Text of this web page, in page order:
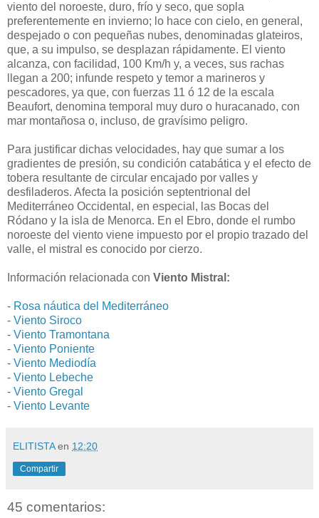
viento del noroeste, duro, frío y seco, que sopla
preferentemente en invierno; lo hace con cielo, en general,
despejado o con pequeñas nubes, denominadas glateiros,
que, a su impulso, se desplazan rápidamente. El viento
alcanza, con facilidad, 100 Km/h y, a veces, sus rachas
llegan a 200; infunde respeto y temor a marineros y
pescadores, ya que, con fuerzas 11 ó 12 de la escala
Beaufort, denomina temporal muy duro o huracanado, con
mar montañosa o, incluso, de gravísimo peligro.
Para justificar dichas velocidades, hay que sumar a los
gradientes de presión, su condición catabática y el efecto de
tobera resultante de circular encajado por valles y
desfiladeros. Afecta la posición septentrional del
Mediterráneo Occidental, en especial, las Bocas del
Ródano y la isla de Menorca. En el Ebro, donde el rumbo
noroeste del viento viene impuesto por el propio trazado del
valle, el mistral es conocido por cierzo.
Información relacionada con Viento Mistral:
- Rosa náutica del Mediterráneo
- Viento Siroco
- Viento Tramontana
- Viento Poniente
- Viento Mediodía
- Viento Lebeche
- Viento Gregal
- Viento Levante
ELITISTA en 12:20
Compartir
45 comentarios: